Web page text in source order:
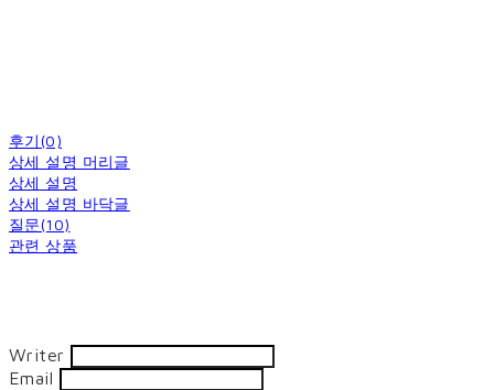
후기(0)
상세 설명 머리글
상세 설명
상세 설명 바닥글
질문(10)
관련 상품
Writer
Email